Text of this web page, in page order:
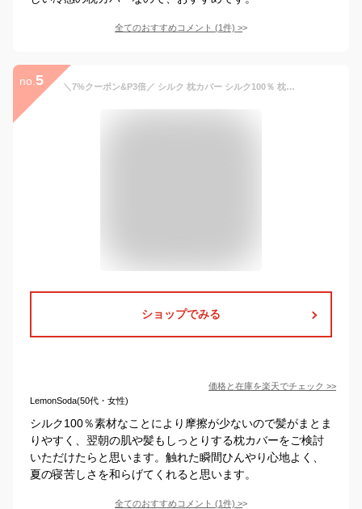
全てのおすすめコメント (1件) >
no. 5 ＼7%クーポン&P3倍／ シルク 枕カバー シルク100％ 枕カバー 43×63cm シルク 枕カバー シルク 100 ピローケース 枕カバー 50×70 シルク 洗える シルク 枕カバー 片面 シルク 枕パッド シルク 枕カバー 43 63 枕カバー 筒型 絹 保湿美髪 枕カバー 冷感 枕カバー ひんやり
ショップでみる
価格と在庫を楽天でチェック >>
LemonSoda(50代・女性)
シルク100％素材なことにより摩擦が少ないので髪がまとま
りやすく、翌朝の肌や髪もしっとりする枕カバーをご検討
いただけたらと思います。触れた瞬間ひんやり心地よく、
夏の寝苦しさを和らげてくれると思います。
全てのおすすめコメント (1件) >